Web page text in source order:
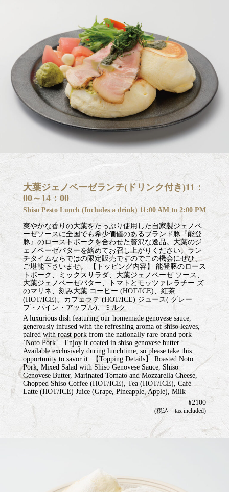
大葉ジェノベーゼランチ(ドリンク付き)11：
00～14：00
Shiso Pesto Lunch (Includes a drink) 11:00 AM to 2:00 PM
爽やかな香りの大葉をたっぷり使用した自家製ジェノベ
ーゼソースに全国でも希少価値のあるブランド豚『能登
豚』のローストポークを合わせた贅沢な逸品。大葉のジ
ェノベーゼバターを絡めてお召し上がりください。ラン
チタイムならではの限定販売ですのでこの機会にぜひ、
ご堪能下さいませ。 【トッピング内容】 能登豚のロース
トポーク、ミックスサラダ、大葉ジェノベーゼ ソース、
大葉ジェノベーゼバター、トマトとモッツァレラチー ズ
のマリネ、刻み大葉 コーヒー (HOT/ICE)、紅茶
(HOT/ICE)、カフェラテ (HOT/ICE) ジュース( グレー
プ・パイン・アップル)、ミルク
A luxurious dish featuring our homemade genovese sauce,
generously infused with the refreshing aroma of shiso leaves,
paired with roast pork from the nationally rare brand pork
ʻNoto Porkʼ . Enjoy it coated in shiso genovese butter.
Available exclusively during lunchtime, so please take this
opportunity to savor it. 【Topping Details】 Roasted Noto
Pork, Mixed Salad with Shiso Genovese Sauce, Shiso
Genovese Butter, Marinated Tomato and Mozzarella Cheese,
Chopped Shiso Coffee (HOT/ICE), Tea (HOT/ICE), Café
Latte (HOT/ICE) Juice (Grape, Pineapple, Apple), Milk
¥2100
(税込 tax included)